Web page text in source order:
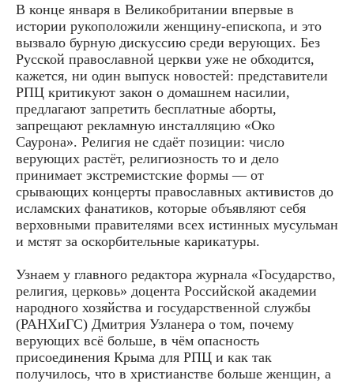
В конце января в Великобритании впервые в
истории рукоположили женщину-епископа, и это
вызвало бурную дискуссию среди верующих. Без
Русской православной церкви уже не обходится,
кажется, ни один выпуск новостей: представители
РПЦ критикуют закон о домашнем насилии,
предлагают запретить бесплатные аборты,
запрещают рекламную инсталляцию «Око
Саурона». Религия не сдаёт позиции: число
верующих растёт, религиозность то и дело
принимает экстремистские формы — от
срывающих концерты православных активистов до
исламских фанатиков, которые объявляют себя
верховными правителями всех истинных мусульман
и мстят за оскорбительные карикатуры.
Узнаем у главного редактора журнала «Государство,
религия, церковь» доцента Российской академии
народного хозяйства и государственной службы
(РАНХиГС) Дмитрия Узланера о том, почему
верующих всё больше, в чём опасность
присоединения Крыма для РПЦ и как так
получилось, что в христианстве больше женщин, а